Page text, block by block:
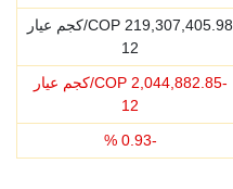
219,307,405.98
COP/كجم عيار
12
-
2,044,882.85
COP/كجم عيار
12
-
0.93
%